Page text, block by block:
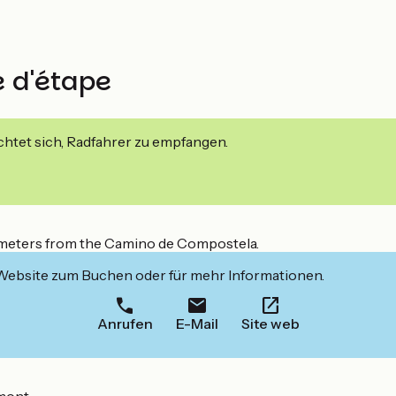
d'étape
sich, Radfahrer zu empfangen.
from the Camino de Compostela.
zum Buchen oder für mehr Informationen.
Anrufen E-Mail Site web